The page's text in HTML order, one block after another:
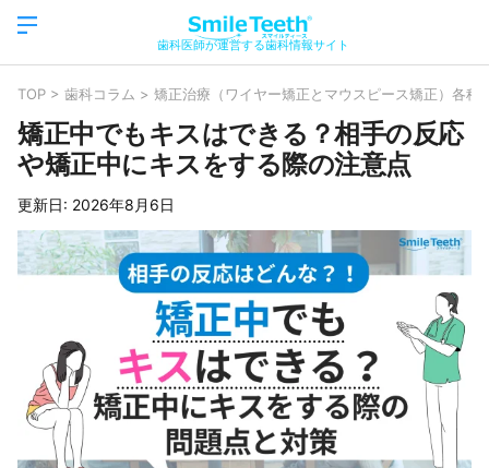
歯科医師が運営する歯科情報サイト
TOP > 歯科コラム > 矯正治療（ワイヤー矯正とマウスピース矯正）各種
矯正中でもキスはできる？相手の反応
や矯正中にキスをする際の注意点
更新日: 2026年8月6日